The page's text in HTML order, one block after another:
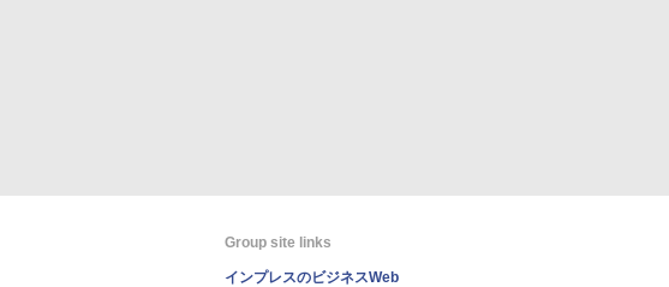
Group site links
インプレスのビジネスWeb